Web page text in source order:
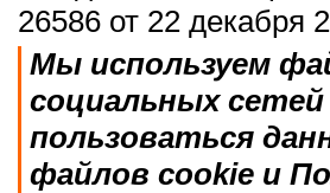
26586 от 22 декабря
Мы используем
социальных
пользоваться
файлов cookie и